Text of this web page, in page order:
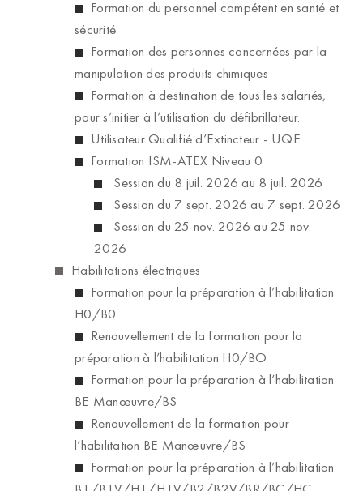
Formation du personnel compétent en santé et
sécurité.
Formation des personnes concernées par la
manipulation des produits chimiques
Formation à destination de tous les salariés,
pour s’initier à l’utilisation du défibrillateur.
Utilisateur Qualifié d’Extincteur - UQE
Formation ISM-ATEX Niveau 0
Session du 8 juil. 2026 au 8 juil. 2026
Session du 7 sept. 2026 au 7 sept. 2026
Session du 25 nov. 2026 au 25 nov.
2026
Habilitations électriques
Formation pour la préparation à l’habilitation
H0/B0
Renouvellement de la formation pour la
préparation à l’habilitation H0/BO
Formation pour la préparation à l’habilitation
BE Manœuvre/BS
Renouvellement de la formation pour
l’habilitation BE Manœuvre/BS
Formation pour la préparation à l’habilitation